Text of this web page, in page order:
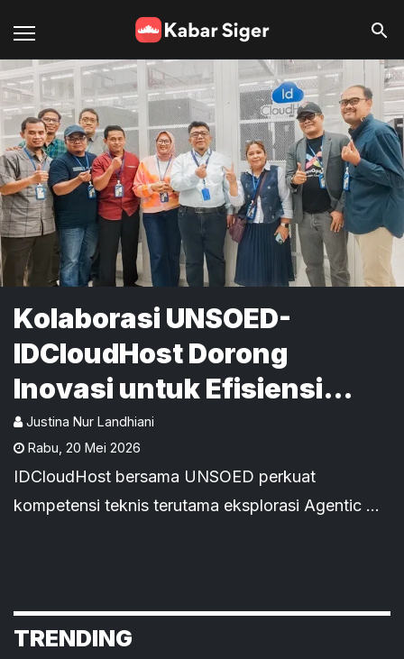
Kolaborasi UNSOED-
IDCloudHost Dorong
Inovasi untuk Efisiensi
Operasional
Justina Nur Landhiani
Rabu 20 Mei 2026
IDCloudHost bersama UNSOED perkuat
kompetensi teknis terutama eksplorasi Agentic AI
TRENDING